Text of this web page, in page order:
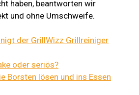
haben, beantworten wir
und ohne Umschweife.
der GrillWizz Grillreiniger
oder seriös?
Borsten lösen und ins Essen